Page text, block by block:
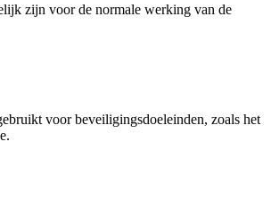
zijn voor de normale werking van de
voor beveiligingsdoeleinden, zoals het